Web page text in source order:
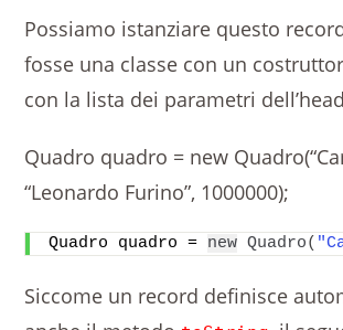
Possiamo istanziare questo
fosse una classe con un
con la lista dei parametri
Quadro quadro = new
“Leonardo Furino”, 1000000);
Quadro quadro = new Quadro(
Siccome un record definisce